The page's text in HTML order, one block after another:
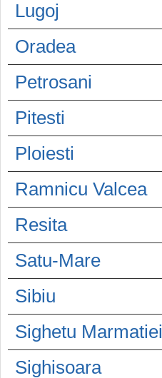
Lugoj
Oradea
Petrosani
Pitesti
Ploiesti
Ramnicu Valcea
Resita
Satu-Mare
Sibiu
Sighetu Marmatiei
Sighisoara